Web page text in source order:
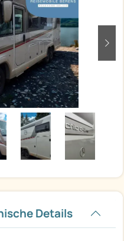
Details